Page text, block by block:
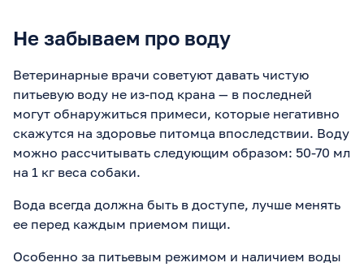
Не забываем про воду
Ветеринарные врачи советуют давать чистую
питьевую воду не из-под крана — в последней
могут обнаружиться примеси, которые негативно
скажутся на здоровье питомца впоследствии. Воду
можно рассчитывать следующим образом: 50-70 мл
на 1 кг веса собаки.
Вода всегда должна быть в доступе, лучше менять
ее перед каждым приемом пищи.
Особенно за питьевым режимом и наличием воды